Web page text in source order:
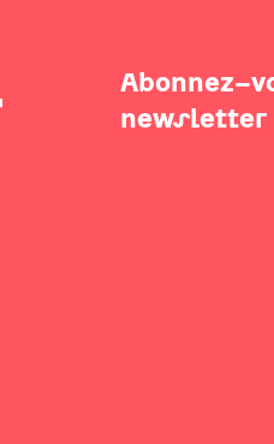
Abonnez-
newsletter